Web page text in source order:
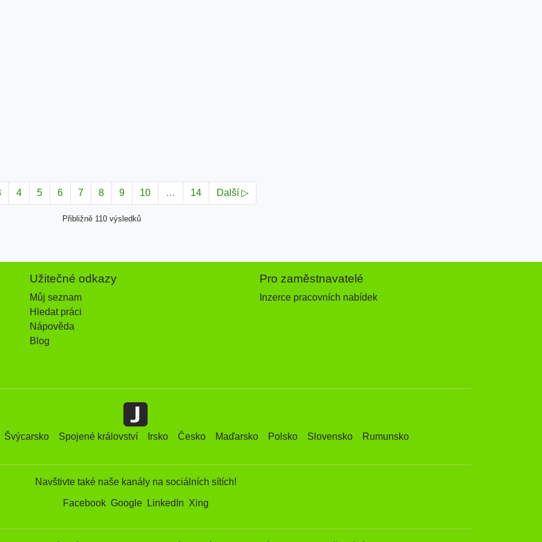
4 5 6 7 8 9 10 … 14 Další ▷
Přibližně 110 výsledků
Užitečné odkazy
Můj seznam
Hledat práci
Nápověda
Blog
Pro zaměstnavatelé
Inzerce pracovních nabídek
Švýcarsko Spojené království Irsko Česko Maďarsko Polsko Slovensko Rumunsko
Navštivte také naše kanály na sociálních sítích!
Facebook Google LinkedIn Xing